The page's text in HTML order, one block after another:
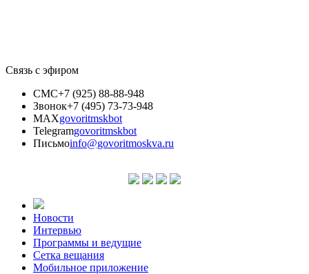
Связь с эфиром
СМС+7 (925) 88-88-948
Звонок+7 (495) 73-73-948
MAXgovoritmskbot
Telegramgovoritmskbot
Письмоinfo@govoritmoskva.ru
Новости
Интервью
Программы и ведущие
Сетка вещания
Мобильное приложение